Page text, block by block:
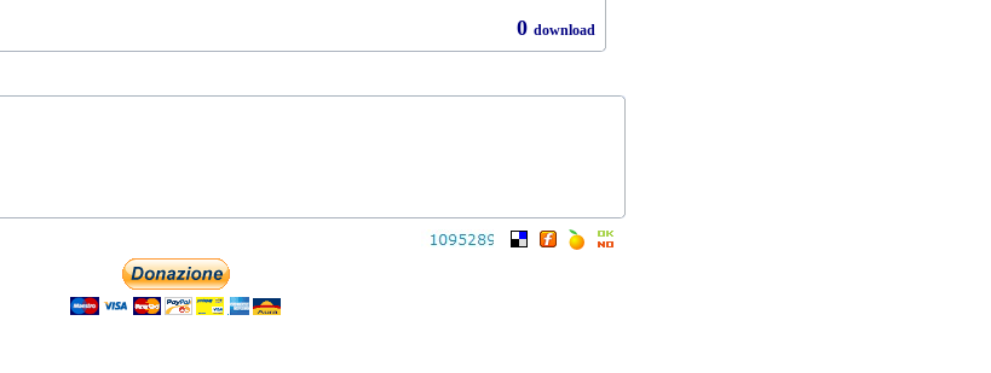
0 download